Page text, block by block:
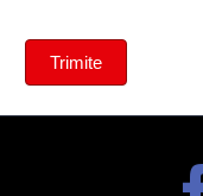
Clear
Trimite